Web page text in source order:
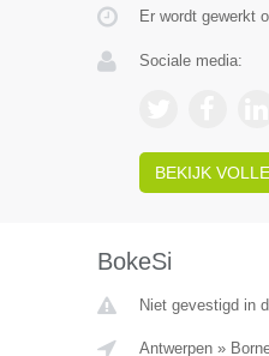
Er wordt gewerkt
Sociale media:
BEKIJK
BokeSi
Niet gevestigd in
Antwerpen»